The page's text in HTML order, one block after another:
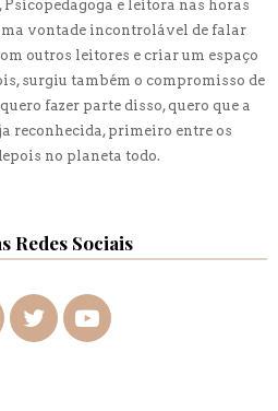
e leitora nas horas
vontade incontrolável de falar
outros leitores e criar um espaço
surgiu também o compromisso de
fazer parte disso, quero que a
reconhecida, primeiro entre os
no planeta todo.
Redes Sociais